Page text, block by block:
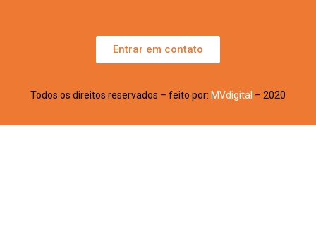
Entrar em contato
Todos os direitos reservados – feito por: MVdigital – 2020